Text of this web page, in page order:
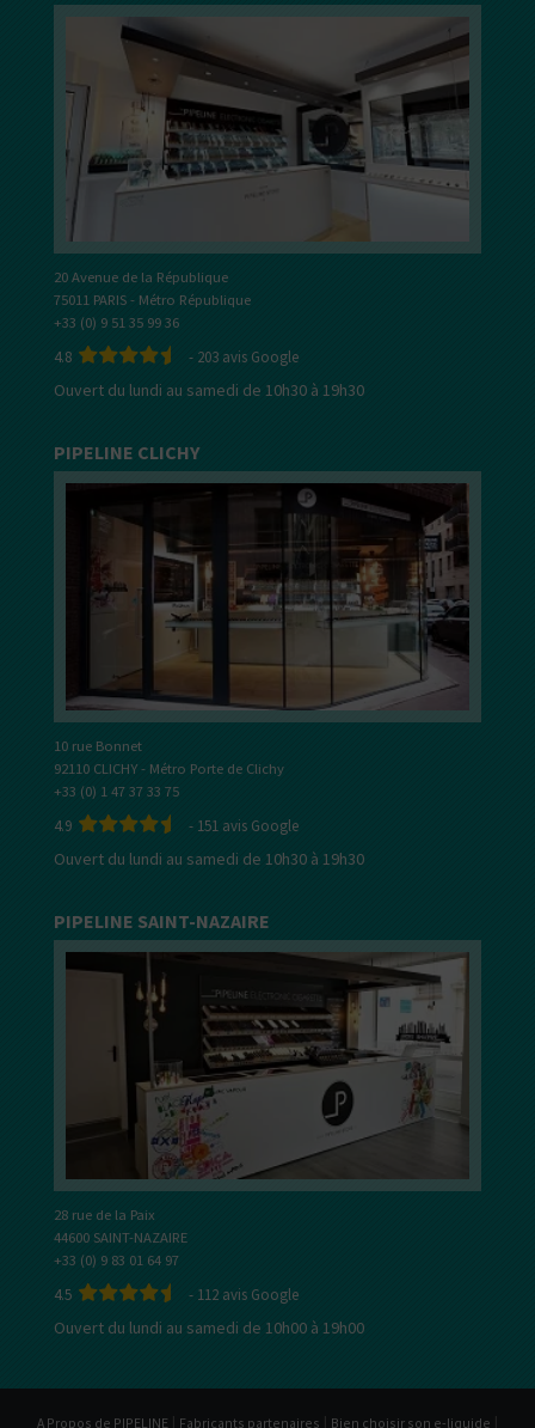
20 Avenue de la République
75011 PARIS - Métro République
+33 (0) 9 51 35 99 36
4.8 - 203 avis Google
Ouvert du lundi au samedi de 10h30 à 19h30
PIPELINE CLICHY
10 rue Bonnet
92110 CLICHY - Métro Porte de Clichy
+33 (0) 1 47 37 33 75
4.9 - 151 avis Google
Ouvert du lundi au samedi de 10h30 à 19h30
PIPELINE SAINT-NAZAIRE
28 rue de la Paix
44600 SAINT-NAZAIRE
+33 (0) 9 83 01 64 97
4.5 - 112 avis Google
Ouvert du lundi au samedi de 10h00 à 19h00
A Propos de PIPELINE | Fabricants partenaires | Bien choisir son e-liquide |